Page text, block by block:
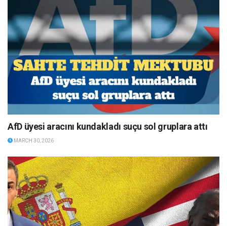
AfD üyesi aracını kundakladı suçu sol gruplara attı
MARCH 30, 2026